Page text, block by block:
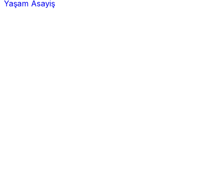
Yaşam Asayiş